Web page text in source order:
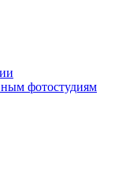
фотостудиям